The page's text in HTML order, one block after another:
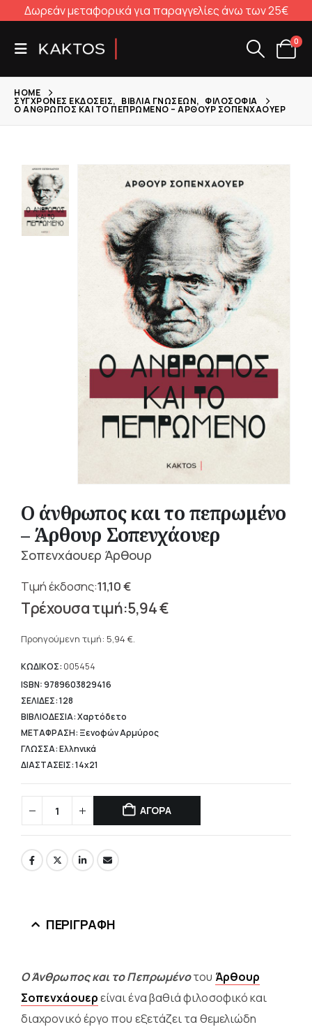
Δωρεάν μεταφορικά για παραγγελίες άνω των 25€
0
HOME
ΣΎΓΧΡΟΝΕΣ ΕΚΔΌΣΕΙΣ, ΒΙΒΛΊΑ ΓΝΏΣΕΩΝ, ΦΙΛΟΣΟΦΊΑ
Ο ΆΝΘΡΩΠΟΣ ΚΑΙ ΤΟ ΠΕΠΡΩΜΈΝΟ – ΆΡΘΟΥΡ ΣΟΠΕΝΧΆΟΥΕΡ
Ο άνθρωπος και το πεπρωμένο
– Άρθουρ Σοπενχάουερ
Σοπενχάουερ Άρθουρ
11,10€
Original
price
11,10 €.
5,94€
τρέχουσα
είναι:
5,94 €.
Προηγούμενη τιμή: 5,94 €.
ΚΩΔΙΚΟΣ: 005454
ISBN: 9789603829416
ΣΕΛΙΔΕΣ: 128
ΒΙΒΛΙΟΔΕΣΙΑ: Χαρτόδετο
ΜΕΤΑΦΡΑΣΗ: Ξενοφών Αρμύρος
ΓΛΩΣΣΑ: Ελληνικά
ΔΙΑΣΤΑΣΕΙΣ: 14x21
ΑΓΟΡΑ
ΠΕΡΙΓΡΑΦΉ
Ο Άνθρωπος και το Πεπρωμένοτου Άρθουρ
Σοπενχάουερείναι ένα βαθιά φιλοσοφικό και
διαχρονικό έργο που εξετάζει τα θεμελιώδη